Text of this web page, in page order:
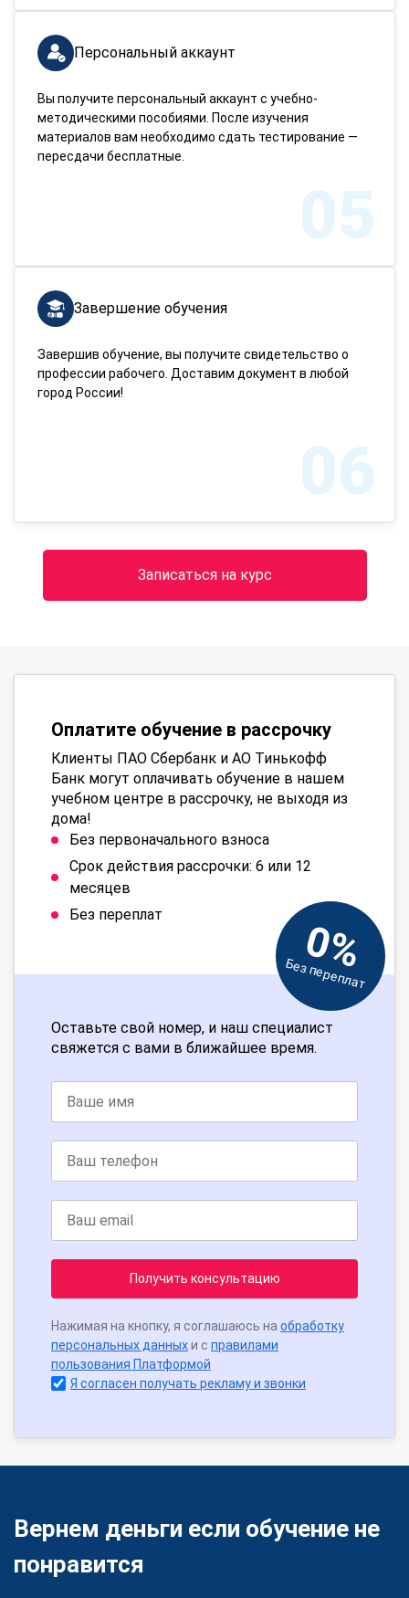
Персональный аккаунт
Вы получите персональный аккаунт с учебно-
методическими пособиями. После изучения
материалов вам необходимо сдать тестирование —
пересдачи бесплатные.
05
Завершение обучения
Завершив обучение, вы получите свидетельство о
профессии рабочего. Доставим документ в любой
город России!
06
Записаться на курс
Оплатите обучение в рассрочку
Клиенты ПАО Сбербанк и АО Тинькофф
Банк могут оплачивать обучение в нашем
учебном центре в рассрочку, не выходя из
дома!
Без первоначального взноса
Срок действия рассрочки: 6 или 12
месяцев
Без переплат
0%
Без переплат
Оставьте свой номер, и наш специалист
свяжется с вами в ближайшее время.
Получить консультацию
Нажимая на кнопку, я соглашаюсь на обработку
персональных данныхи с правилами
пользования Платформой
Я согласен получать рекламу и звонки
Вернем деньги если обучение не
понравится